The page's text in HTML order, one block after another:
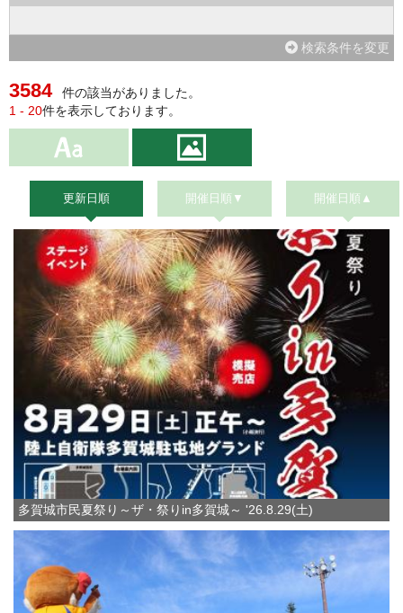
検索条件を変更
3584
件の該当がありました。
1 - 20件を表示しております。
更新日順 開催日順▼ 開催日順▲
多賀城市民夏祭り～ザ・祭りin多賀城～ '26.8.29(土)